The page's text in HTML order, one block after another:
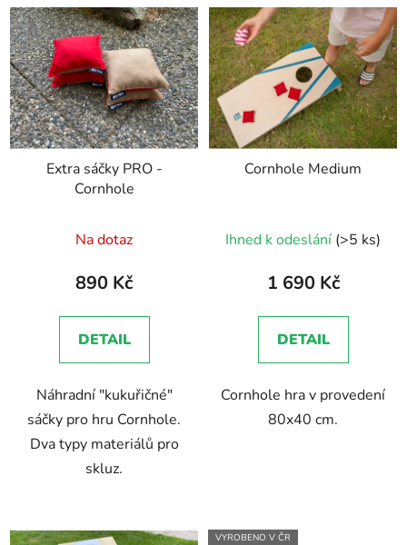
Extra sáčky PRO -
Cornhole
hodnocení
produktu
5,0
z
hvězdiček.
Na dotaz
890 Kč
DETAIL
Náhradní "kukuřičné"
sáčky pro hru Cornhole.
Dva typy materiálů pro
skluz.
Cornhole Medium
hodnocení
produktu
4,0
z
hvězdiček.
Ihned k odeslání (>5 ks)
1 690 Kč
DETAIL
Cornhole hra v provedení
80x40 cm.
VYROBENO V ČR